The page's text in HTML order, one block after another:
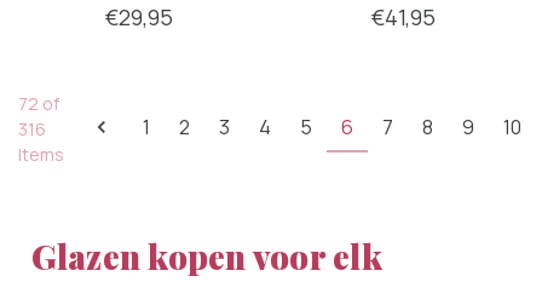
€29,95 €41,95
72 of
316
Items
1 2 3 4 5 6 7 8 9 10
Glazen kopen voor elk